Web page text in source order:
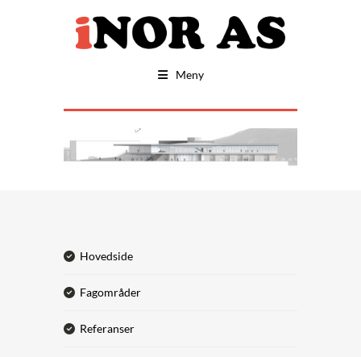
Meny
hovedside
fagområder
referanser